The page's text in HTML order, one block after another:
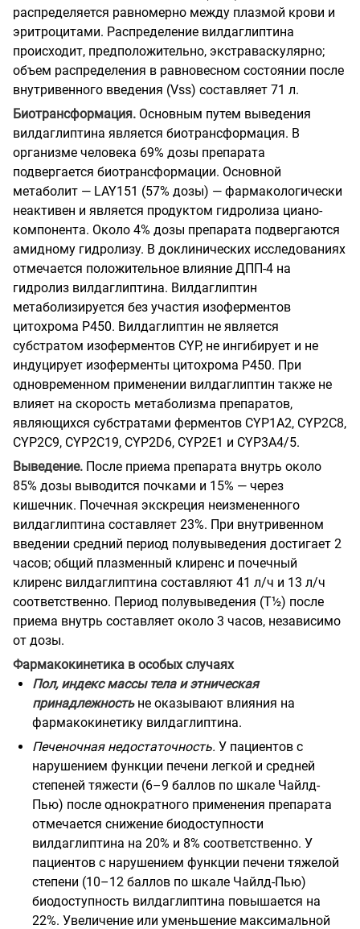
распределяется равномерно между плазмой крови и
эритроцитами. Распределение вилдаглиптина
происходит, предположительно, экстраваскулярно;
объем распределения в равновесном состоянии после
внутривенного введения (Vss) составляет 71 л.
Биотрансформация. Основным путем выведения
вилдаглиптина является биотрансформация. В
организме человека 69% дозы препарата
подвергается биотрансформации. Основной
метаболит — LAY151 (57% дозы) — фармакологически
неактивен и является продуктом гидролиза циано-
компонента. Около 4% дозы препарата подвергаются
амидному гидролизу. В доклинических исследованиях
отмечается положительное влияние ДПП-4 на
гидролиз вилдаглиптина. Вилдаглиптин
метаболизируется без участия изоферментов
цитохрома Р450. Вилдаглиптин не является
субстратом изоферментов CYP, не ингибирует и не
индуцирует изоферменты цитохрома Р450. При
одновременном применении вилдаглиптин также не
влияет на скорость метаболизма препаратов,
являющихся субстратами ферментов CYP1A2, CYP2C8,
CYP2C9, CYP2C19, CYP2D6, CYP2E1 и CYP3A4/5.
Выведение. После приема препарата внутрь около
85% дозы выводится почками и 15% — через
кишечник. Почечная экскреция неизмененного
вилдаглиптина составляет 23%. При внутривенном
введении средний период полувыведения достигает 2
часов; общий плазменный клиренс и почечный
клиренс вилдаглиптина составляют 41 л/ч и 13 л/ч
соответственно. Период полувыведения (T½) после
приема внутрь составляет около 3 часов, независимо
от дозы.
Фармакокинетика в особых случаях
Пол, индекс массы тела и этническая
принадлежностьне оказывают влияния на
фармакокинетику вилдаглиптина.
Печеночная недостаточность. У пациентов с
нарушением функции печени легкой и средней
степеней тяжести (6–9 баллов по шкале Чайлд-
Пью) после однократного применения препарата
отмечается снижение биодоступности
вилдаглиптина на 20% и 8% соответственно. У
пациентов с нарушением функции печени тяжелой
степени (10–12 баллов по шкале Чайлд-Пью)
биодоступность вилдаглиптина повышается на
22%. Увеличение или уменьшение максимальной